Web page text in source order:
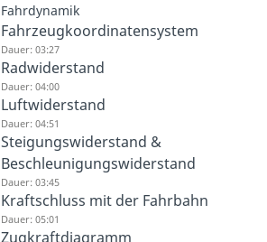
Fahrdynamik
Fahrzeugkoordinatensystem
Dauer: 03:27
Radwiderstand
Dauer: 04:00
Luftwiderstand
Dauer: 04:51
Steigungswiderstand &
Beschleunigungswiderstand
Dauer: 03:45
Kraftschluss mit der Fahrbahn
Dauer: 05:01
Zugkraftdiagramm